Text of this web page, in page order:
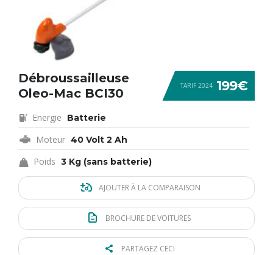
TARIF 2024 199€
Débroussailleuse
Oleo-Mac BCI30
Energie Batterie
Moteur 40 Volt 2 Ah
Poids 3 Kg (sans batterie)
AJOUTER À LA COMPARAISON
BROCHURE DE VOITURES
PARTAGEZ CECI